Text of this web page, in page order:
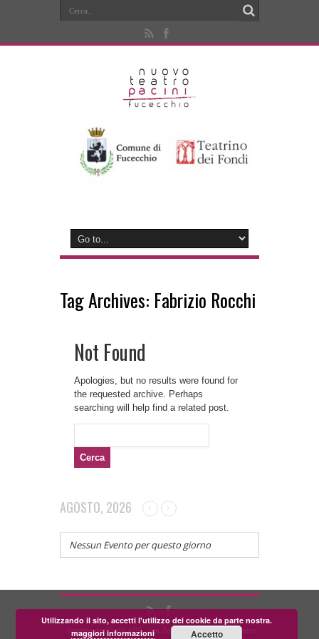
Tag Archives: Fabrizio Rocchi
Not Found
Apologies, but no results were found for
the requested archive. Perhaps
searching will help find a related post.
AGOSTO, 2026
Nessun Evento per questo giorno
Teatrino dei Fondi APS - via Zara, 58 56024 Corazzano
Utilizzando il sito, accetti l'utilizzo dei cookie da parte nostra.
maggiori informazioni
Accetto